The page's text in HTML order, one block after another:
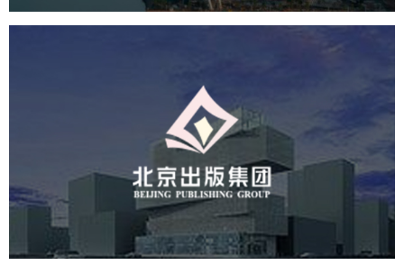
北京出版集团
文化艺术 集团官网 品牌官网
集团网站建设
集团网站建设公司
网站建设